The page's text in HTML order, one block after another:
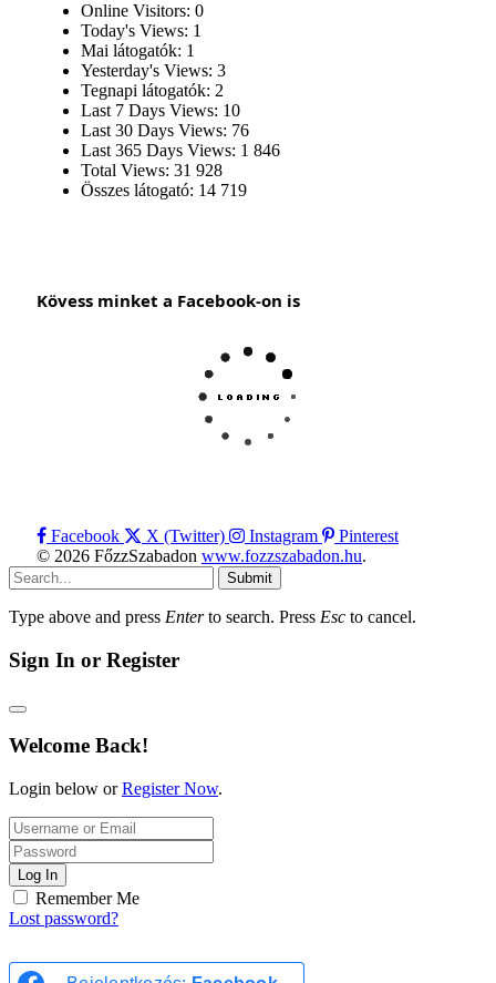
Online Visitors: 0
Today's Views: 1
Mai látogatók: 1
Yesterday's Views: 3
Tegnapi látogatók: 2
Last 7 Days Views: 10
Last 30 Days Views: 76
Last 365 Days Views: 1 846
Total Views: 31 928
Összes látogató: 14 719
Kövess minket a Facebook-on is
Facebook X (Twitter) Instagram
Pinterest
© 2026 FőzzSzabadon www.fozzszabadon.hu.
Submit
Type above and press Enterto search. Press Esc to cancel.
Sign In or Register
Welcome Back!
Login below orRegister Now.
Log In
Remember Me
Lost password?